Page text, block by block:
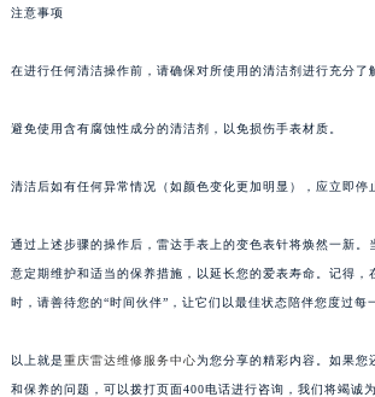
注意事项
在进行任何清洁操作前，请确保对所使用的清洁剂进行充分了
避免使用含有腐蚀性成分的清洁剂，以免损伤手表材质。
清洁后如有任何异常情况（如颜色变化更加明显），应立即停
通过上述步骤的操作后，雷达手表上的变色表针将焕然一新。
意定期维护和适当的保养措施，以延长您的爱表寿命。记得，
时，请善待您的“时间伙伴”，让它们以最佳状态陪伴您度过每
以上就是重庆雷达维修服务中心为您分享的精彩内容。如果您
和保养的问题，可以拨打页面400电话进行咨询，我们将竭诚为